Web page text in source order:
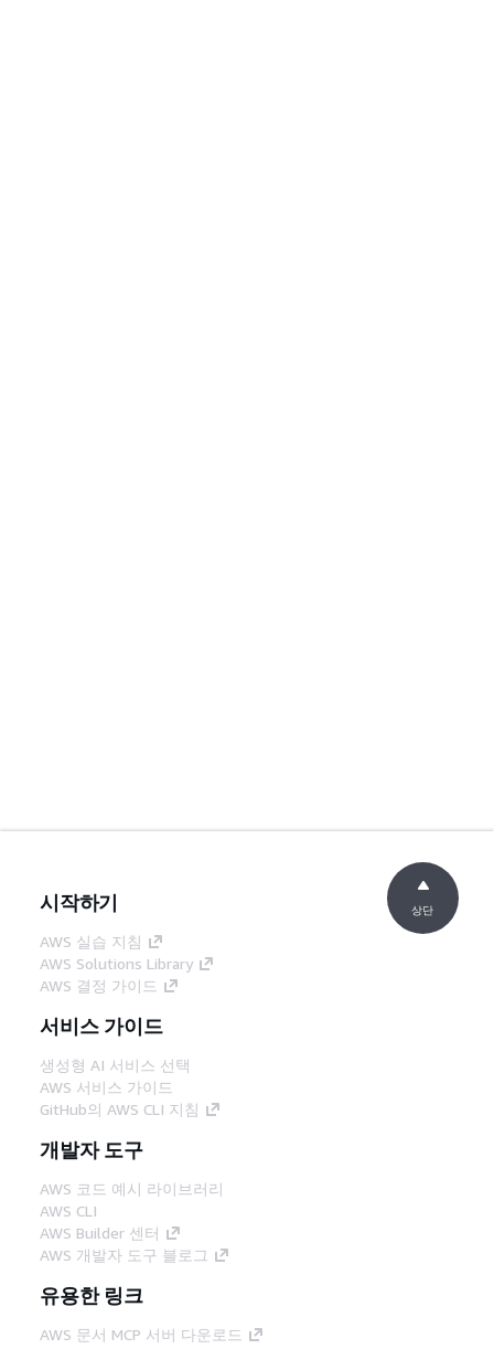
시작하기
AWS 실습 지침
AWS Solutions Library
AWS 결정 가이드
서비스 가이드
생성형 AI 서비스 선택
AWS 서비스 가이드
GitHub의 AWS CLI 지침
개발자 도구
AWS 코드 예시 라이브러리
AWS CLI
AWS Builder 센터
AWS 개발자 도구 블로그
유용한 링크
AWS 문서 MCP 서버 다운로드
상단